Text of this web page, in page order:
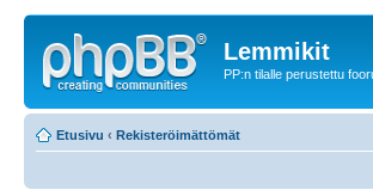
Lemmikit
PP:n tilalle perustettu
Etusivu ‹ Rekisteröimättömät